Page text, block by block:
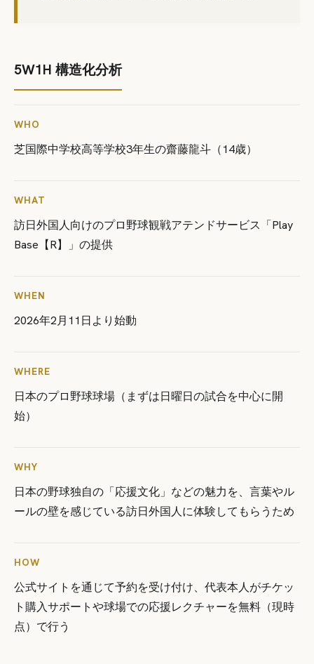
5W1H 構造化分析
WHO
芝国際中学校高等学校3年生の齋藤龍斗（14歳）
WHAT
訪日外国人向けのプロ野球観戦アテンドサービス「Play
Base【R】」の提供
WHEN
2026年2月11日より始動
WHERE
日本のプロ野球球場（まずは日曜日の試合を中心に開
始）
WHY
日本の野球独自の「応援文化」などの魅力を、言葉やル
ールの壁を感じている訪日外国人に体験してもらうため
HOW
公式サイトを通じて予約を受け付け、代表本人がチケッ
ト購入サポートや球場での応援レクチャーを無料（現時
点）で行う